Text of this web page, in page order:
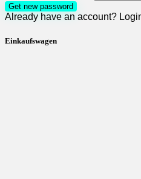
Get new password
Already have an account?
Einkaufswagen